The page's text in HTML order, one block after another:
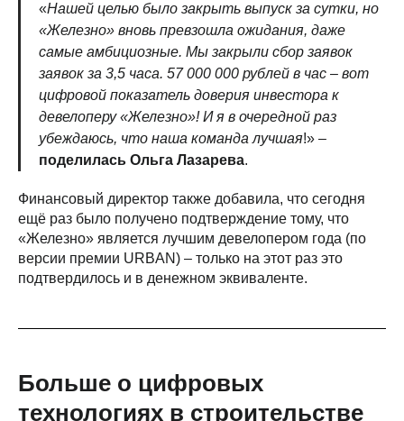
«Нашей целью было закрыть выпуск за сутки, но
«Железно» вновь превзошла ожидания, даже
самые амбициозные. Мы закрыли сбор заявок
заявок за 3,5 часа. 57 000 000 рублей в час – вот
цифровой показатель доверия инвестора к
девелоперу «Железно»! И я в очередной раз
убеждаюсь, что наша команда лучшая!» –
поделилась Ольга Лазарева.
Финансовый директор также добавила, что сегодня
ещё раз было получено подтверждение тому, что
«Железно» является лучшим девелопером года (по
версии премии URBAN) – только на этот раз это
подтвердилось и в денежном эквиваленте.
Больше о цифровых
технологиях в строительстве